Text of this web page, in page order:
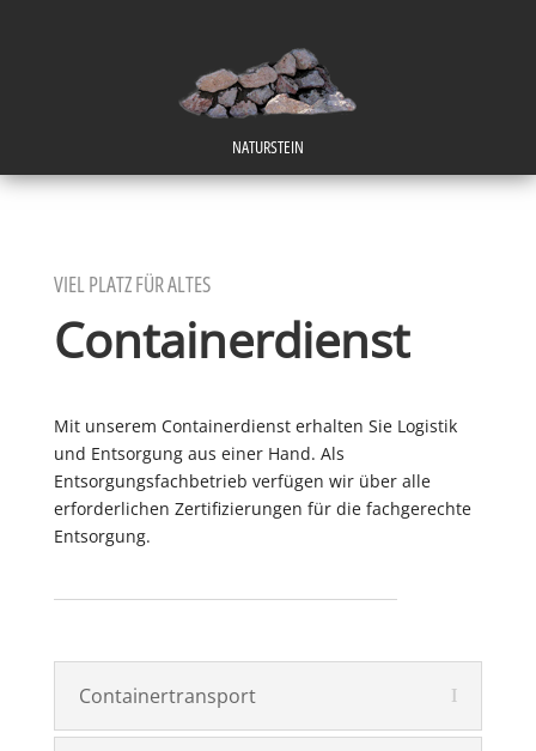
NATURSTEIN
VIEL PLATZ FÜR ALTES
Containerdienst
Mit unserem Containerdienst erhalten Sie Logistik
und Entsorgung aus einer Hand. Als
Entsorgungsfachbetrieb verfügen wir über alle
erforderlichen Zertifizierungen für die fachgerechte
Entsorgung.
Containertransport